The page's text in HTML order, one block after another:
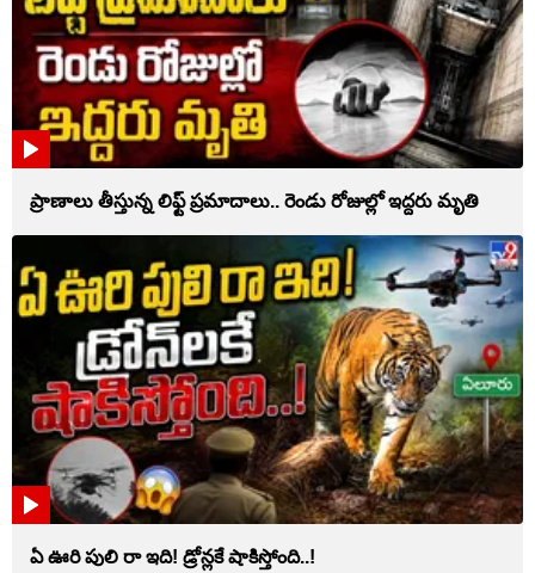
ప్రాణాలు తీస్తున్న లిఫ్ట్‌ ప్రమాదాలు.. రెండు రోజుల్లో ఇద్దరు మృతి
ఏ ఊరి పులి రా ఇది! డ్రోన్లకే షాకిస్తోంది..!